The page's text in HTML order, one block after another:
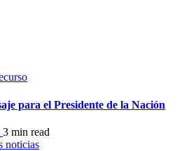
para el Presidente de la Nación
3 min read
noticias